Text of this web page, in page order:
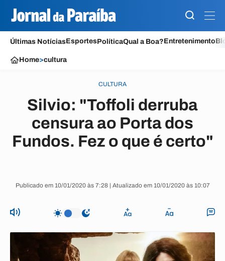
Últimas NotíciasEsportesPolíticaQual a Boa?Entretenimento
Home>cultura
CULTURA
Silvio: "Toffoli derruba
censura ao Porta dos
Fundos. Fez o que é certo"
Publicado em 10/01/2020 às 7:28 | Atualizado em 10/01/2020 às 10:07